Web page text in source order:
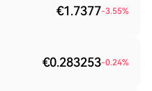
€1.7377-3.55%
€0.283253-0.24%